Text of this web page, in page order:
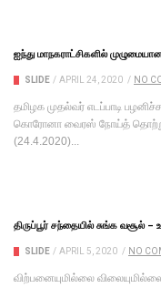
ஐந்து மாநகராட்சிகளில்
SLIDE / APRIL 24, 2020 / NO
தமிழக முதல்வர் எடப்பாடி
கொரோனா வைரஸ் நோய்த் தொற்று
(24.4.2020)...
திருப்பூர் சந்தையில் சுங்க வசூல்
SLIDE / APRIL 5, 2020 / NO
விற்பனையுமில்லை